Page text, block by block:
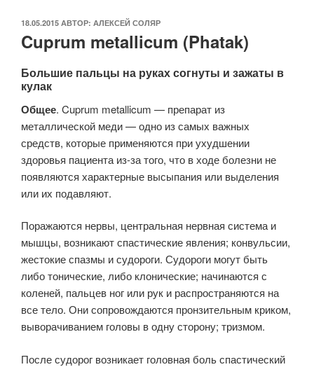
ОПУБЛИКОВАНО
18.05.2015 АВТОР: АЛЕКСЕЙ СОЛЯР
Cuprum metallicum (Phatak)
Большие пальцы на руках согнуты и зажаты в
кулак
Общее. Cuprum metallicum — препарат из
металлической меди — одно из самых важных
средств, которые применяются при ухудшении
здоровья пациента из-за того, что в ходе болезни не
появляются характерные высыпания или выделения
или их подавляют.
Поражаются нервы, центральная нервная система и
мышцы, возникают спастические явления; конвульсии,
жестокие спазмы и судороги. Судороги могут быть
либо тонические, либо клонические; начинаются с
коленей, пальцев ног или рук и распространяются на
все тело. Они сопровождаются пронзительным криком,
выворачиванием головы в одну сторону; тризмом.
После судорог возникает головная боль спастический